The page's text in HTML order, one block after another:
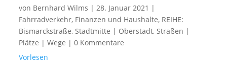
von Bernhard Wilms |28. Januar 2021 |
Fahrradverkehr, Finanzen und Haushalte, REIHE:
Bismarckstraße,Stadtmitte | Oberstadt,Straßen |
Plätze | Wege |0 Kommentare
Vorlesen